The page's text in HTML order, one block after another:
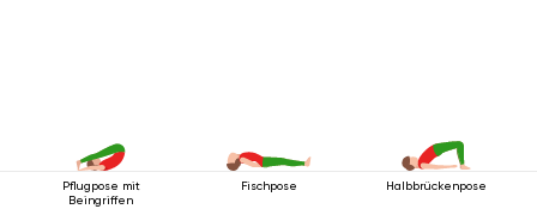
Pflugpose mit
Beingriffen
Fischpose Halbbrückenpose